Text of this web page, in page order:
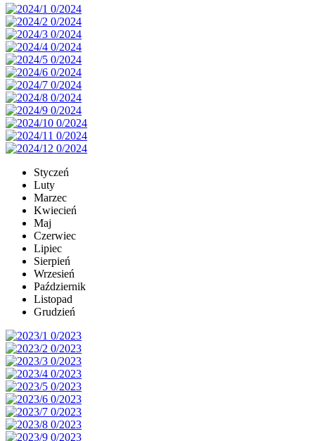
Styczeń
Luty
Marzec
Kwiecień
Maj
Czerwiec
Lipiec
Sierpień
Wrzesień
Październik
Listopad
Grudzień